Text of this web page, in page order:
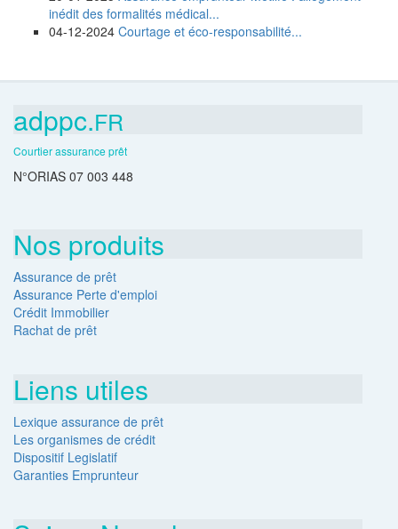
inédit des formalités médical...
04-12-2024 Courtage et éco-responsabilité...
adppc.FR
Courtier assurance prêt
N°ORIAS 07 003 448
Nos produits
Assurance de prêt
Assurance Perte d'emploi
Crédit Immobilier
Rachat de prêt
Liens utiles
Lexique assurance de prêt
Les organismes de crédit
Dispositif Legislatif
Garanties Emprunteur